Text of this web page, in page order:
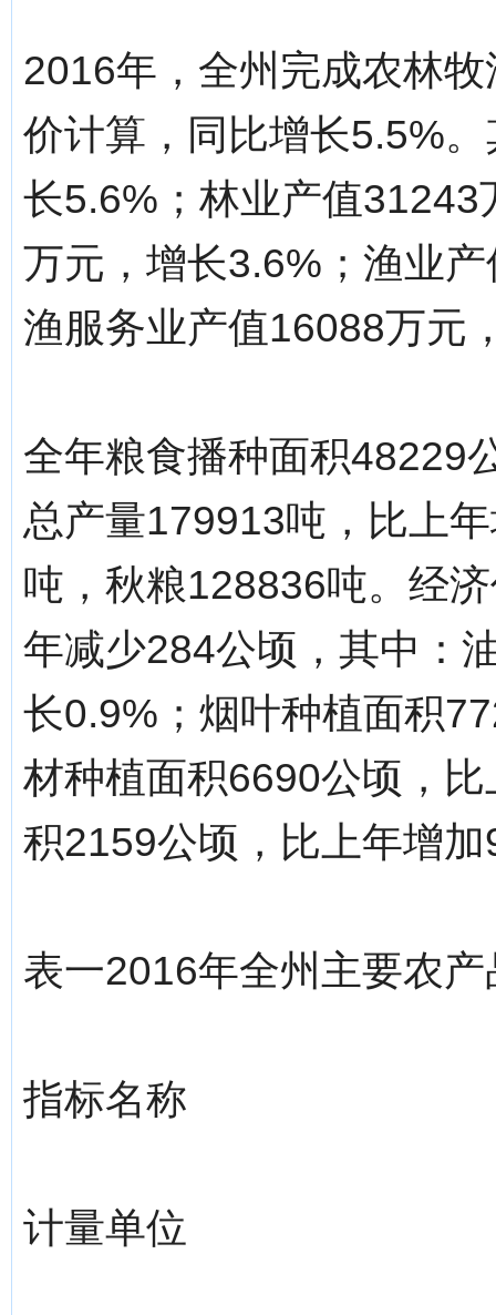
2016年，全州完成农林
价计算，同比增长5.5%
长5.6%；林业产值
万元，增长3.6%；渔业
渔服务业产值16088万元
全年粮食播种面积48229
总产量179913吨，比上
吨，秋粮128836吨。经
年减少284公顷，其中：
长0.9%；烟叶种植面积
材种植面积6690公顷，
积2159公顷，比上年增
表一2016年全州主要农产
指标名称
计量单位